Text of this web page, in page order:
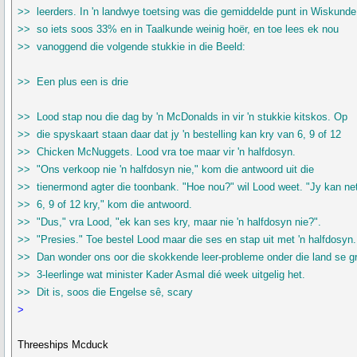
>> leerders. In 'n landwye toetsing was die gemiddelde punt in Wiskunde
>> so iets soos 33% en in Taalkunde weinig hoër, en toe lees ek nou
>> vanoggend die volgende stukkie in die Beeld:
>> Een plus een is drie
>> Lood stap nou die dag by 'n McDonalds in vir 'n stukkie kitskos. Op
>> die spyskaart staan daar dat jy 'n bestelling kan kry van 6, 9 of 12
>> Chicken McNuggets. Lood vra toe maar vir 'n halfdosyn.
>> "Ons verkoop nie 'n halfdosyn nie," kom die antwoord uit die
>> tienermond agter die toonbank. "Hoe nou?" wil Lood weet. "Jy kan
>> 6, 9 of 12 kry," kom die antwoord.
>> "Dus," vra Lood, "ek kan ses kry, maar nie 'n halfdosyn nie?".
>> "Presies." Toe bestel Lood maar die ses en stap uit met 'n halfdosyn.
>> Dan wonder ons oor die skokkende leer-probleme onder die land se
>> 3-leerlinge wat minister Kader Asmal dié week uitgelig het.
>> Dit is, soos die Engelse sê, scary
>
Threeships Mcduck